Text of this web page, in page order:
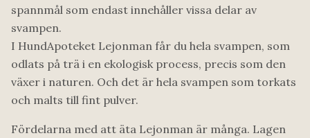
spannmål som endast innehåller vissa delar av
svampen.
I HundApoteket Lejonman får du hela svampen, som
odlats på trä i en ekologisk process, precis som den
växer i naturen. Och det är hela svampen som torkats
och malts till fint pulver.
Fördelarna med att äta Lejonman är många. Lagen